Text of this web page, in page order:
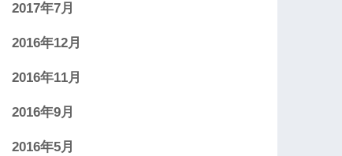
2017年7月
2016年12月
2016年11月
2016年9月
2016年5月